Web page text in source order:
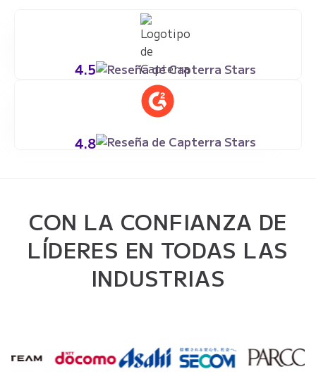
4.5
4.8
CON LA CONFIANZA DE
LÍDERES EN TODAS LAS
INDUSTRIAS